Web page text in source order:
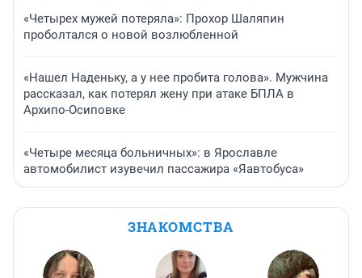
«Четырех мужей потеряла»: Прохор Шаляпин
проболтался о новой возлюбленной
«Нашел Наденьку, а у нее пробита голова». Мужчина
рассказал, как потерял жену при атаке БПЛА в
Архипо-Осиповке
«Четыре месяца больничных»: в Ярославле
автомобилист изувечил пассажира «Яавтобуса»
ЗНАКОМСТВА